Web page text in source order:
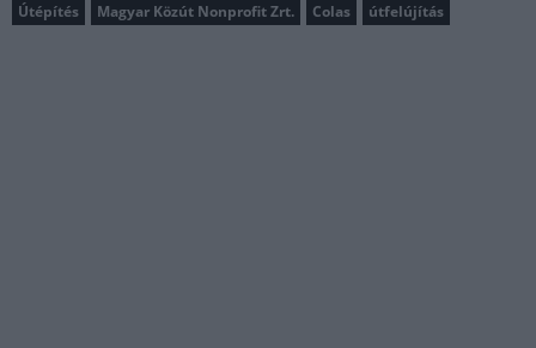
Útépítés Magyar Közút Nonprofit Zrt. Colas útfelújítás